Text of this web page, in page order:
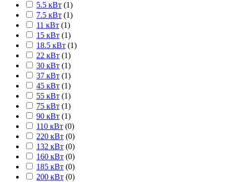
5.5 кВт (1)
7.5 кВт (1)
11 кВт (1)
15 кВт (1)
18.5 кВт (1)
22 кВт (1)
30 кВт (1)
37 кВт (1)
45 кВт (1)
55 кВт (1)
75 кВт (1)
90 кВт (1)
110 кВт (0)
220 кВт (0)
132 кВт (0)
160 кВт (0)
185 кВт (0)
200 кВт (0)